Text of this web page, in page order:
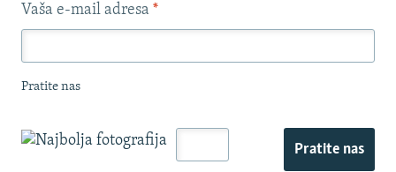
Vaša e-mail adresa *
Pratite nas
Pratite nas